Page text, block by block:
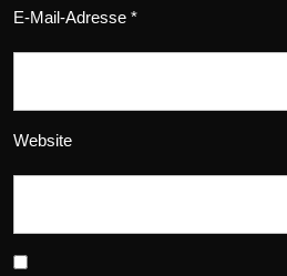
E-Mail-Adresse *
Website